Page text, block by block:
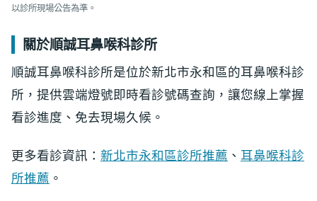
以診所現場公告為準。
關於順誠耳鼻喉科診所
順誠耳鼻喉科診所是位於新北市永和區的耳鼻喉科診
所，提供雲端燈號即時看診號碼查詢，讓您線上掌握
看診進度、免去現場久候。
更多看診資訊： 新北市永和區診所推薦 、 耳鼻喉科診
所推薦 。